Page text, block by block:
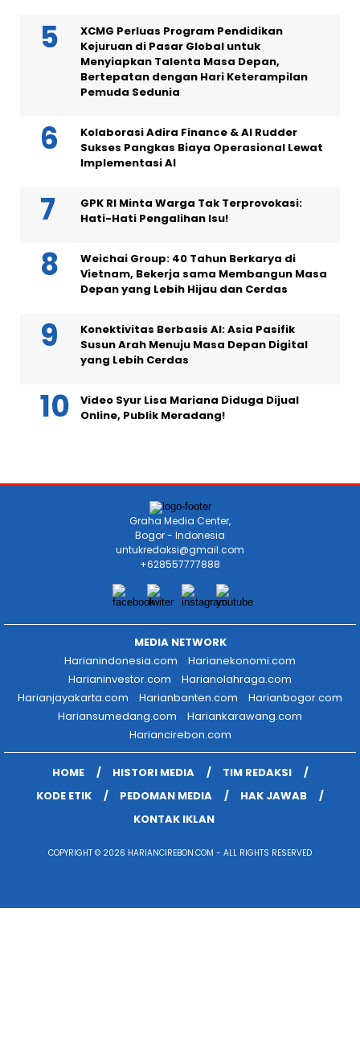
XCMG Perluas Program Pendidikan
Kejuruan di Pasar Global untuk
Menyiapkan Talenta Masa Depan,
Bertepatan dengan Hari Keterampilan
Pemuda Sedunia
Kolaborasi Adira Finance & AI Rudder
Sukses Pangkas Biaya Operasional Lewat
Implementasi AI
GPK RI Minta Warga Tak Terprovokasi:
Hati-Hati Pengalihan Isu!
Weichai Group: 40 Tahun Berkarya di
Vietnam, Bekerja sama Membangun Masa
Depan yang Lebih Hijau dan Cerdas
Konektivitas Berbasis AI: Asia Pasifik
Susun Arah Menuju Masa Depan Digital
yang Lebih Cerdas
Video Syur Lisa Mariana Diduga Dijual
Online, Publik Meradang!
Graha Media Center,
Bogor - Indonesia
untukredaksi@gmail.com
+628557777888
MEDIA NETWORK
Harianindonesia.com
Harianekonomi.com
Harianinvestor.com
Harianolahraga.com
Harianjayakarta.com
Harianbanten.com
Harianbogor.com
Hariansumedang.com
Hariankarawang.com
Hariancirebon.com
HOME HISTORI MEDIA
TIM REDAKSI
KODE ETIK
PEDOMAN MEDIA
HAK JAWAB
KONTAK IKLAN
COPYRIGHT © 2026 HARIANCIREBON.COM - ALL RIGHTS RESERVED